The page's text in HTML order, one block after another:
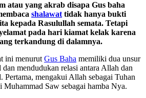
atau yang akrab disapa Gus baha
shalawat tidak hanya bukti
kepada Rasulullah semata. Tetapi
pada hari kiamat kelak karena
terkandung di dalamnya.
ini menurut Gus Baha memiliki dua unsur
dan mendudukan relasi antara Allah dan
Pertama, mengakui Allah sebagai Tuhan
Muhammad Saw sebagai hamba Nya.